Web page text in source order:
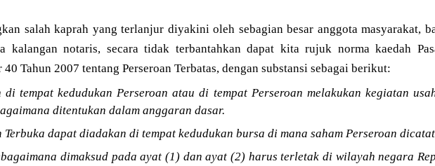
salah kaprah yang terlanjur diyakini oleh sebagian besar anggota masyarakat,
kalangan notaris, secara tidak terbantahkan dapat kita rujuk norma kaedah
Tahun 2007 tentang Perseroan Terbatas, dengan substansi sebagai berikut:
di tempat kedudukan Perseroan atau di tempat Perseroan melakukan kegiatan
ditentukan dalam anggaran dasar.
Terbuka dapat diadakan di tempat kedudukan bursa di mana saham Perseroan
dimaksud pada ayat (1) dan ayat (2) harus terletak di wilayah negara